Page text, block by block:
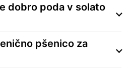
dobro poda v solato
pšenico za